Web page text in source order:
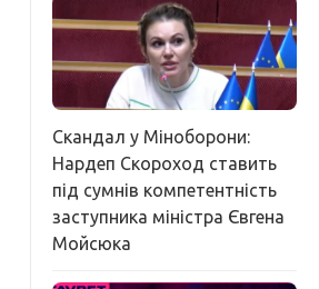
Скандал у Міноборони:
Нардеп Скороход ставить
під сумнів компетентність
заступника міністра Євгена
Мойсюка